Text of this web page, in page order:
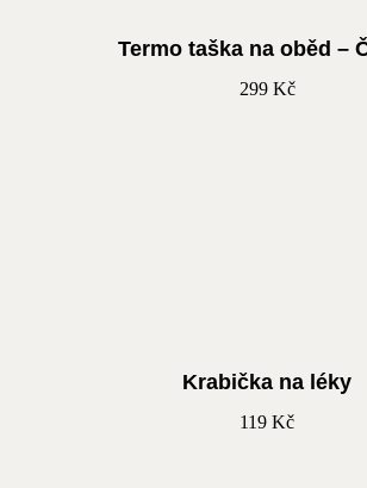
Termo taška na oběd –
299 Kč
Krabička na léky
119 Kč